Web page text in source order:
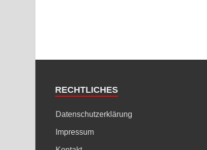
RECHTLICHES
Datenschutzerklärung
Impressum